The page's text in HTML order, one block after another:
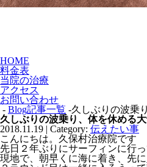
HOME
料金表
当院の治療
アクセス
お問い合わせ
- Blog記事一覧 -久しぶりの波乗
久しぶりの波乗り、体を休める
2018.11.19 | Category: 伝えたい事
こんにちは。久保村治療院です
先日２年ぶりにサーフィンに行っ
現地で、朝早くに海に着き、先